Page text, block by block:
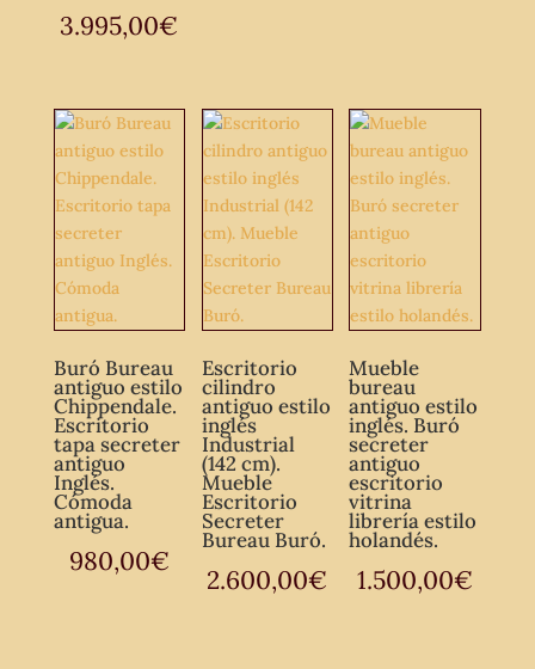
3.995,00€
Buró Bureau
antiguo estilo
Chippendale.
Escritorio
tapa secreter
antiguo
Inglés.
Cómoda
antigua.
980,00€
Escritorio
cilindro
antiguo estilo
inglés
Industrial
(142 cm).
Mueble
Escritorio
Secreter
Bureau Buró.
2.600,00€
Mueble
bureau
antiguo estilo
inglés. Buró
secreter
antiguo
escritorio
vitrina
librería estilo
holandés.
1.500,00€